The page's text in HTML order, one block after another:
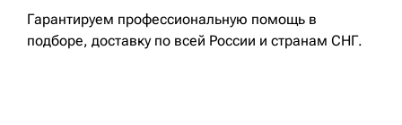
Гарантируем профессиональную помощь в
подборе, доставку по всей России и странам СНГ.